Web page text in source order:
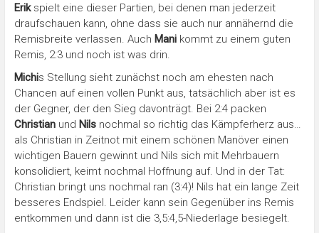
Erikspielt eine dieser Partien, bei denen man jederzeit
draufschauen kann, ohne dass sie auch nur annähernd die
Remisbreite verlassen. Auch Manikommt zu einem guten
Remis, 2:3 und noch ist was drin.
Michis Stellung sieht zunächst noch am ehesten nach
Chancen auf einen vollen Punkt aus, tatsächlich aber ist es
der Gegner, der den Sieg davonträgt. Bei 2:4 packen
Christianund Nilsnochmal so richtig das Kämpferherz aus…
als Christian in Zeitnot mit einem schönen Manöver einen
wichtigen Bauern gewinnt und Nils sich mit Mehrbauern
konsolidiert, keimt nochmal Hoffnung auf. Und in der Tat:
Christian bringt uns nochmal ran (3:4)! Nils hat ein lange Zeit
besseres Endspiel. Leider kann sein Gegenüber ins Remis
entkommen und dann ist die 3,5:4,5-Niederlage besiegelt.